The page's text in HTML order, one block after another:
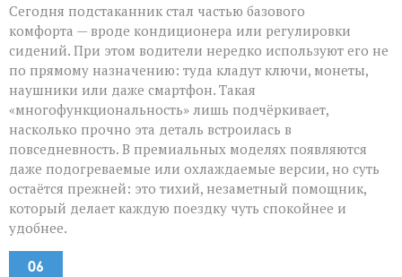
Сегодня подстаканник стал частью базового
комфорта — вроде кондиционера или регулировки
сидений. При этом водители нередко используют его не
по прямому назначению: туда кладут ключи, монеты,
наушники или даже смартфон. Такая
«многофункциональность» лишь подчёркивает,
насколько прочно эта деталь встроилась в
повседневность. В премиальных моделях появляются
даже подогреваемые или охлаждаемые версии, но суть
остаётся прежней: это тихий, незаметный помощник,
который делает каждую поездку чуть спокойнее и
удобнее.
06